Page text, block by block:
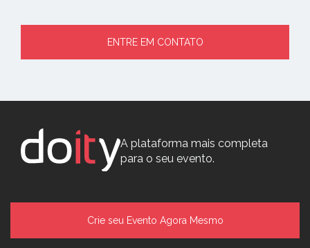
ENTRE EM CONTATO
A plataforma mais completa
para o seu evento.
Crie seu Evento Agora Mesmo